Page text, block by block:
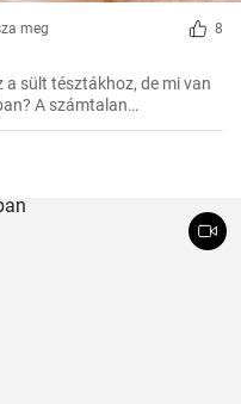
meg 8
a sült tésztákhoz, de mi van
A számtalan
ez vált be a legjobban,